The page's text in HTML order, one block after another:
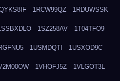
1RCW99QZ 1RDUWSSK
1SZ258AV 1T04TFO9
1USMDQTI 1USXOD9C
1VHOFJ5Z 1VLGOT3L